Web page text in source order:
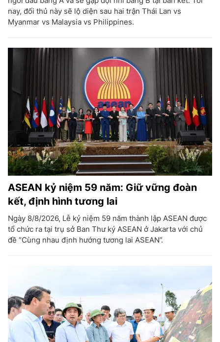
nay, đối thủ này sẽ lộ diện sau hai trận Thái Lan vs
Myanmar vs Malaysia vs Philippines.
ASEAN kỷ niệm 59 năm: Giữ vững đoàn
kết, định hình tương lai
Ngày 8/8/2026, Lễ kỷ niệm 59 năm thành lập ASEAN được
tổ chức ra tại trụ sở Ban Thư ký ASEAN ở Jakarta với chủ
đề “Cùng nhau định hướng tương lai ASEAN”.